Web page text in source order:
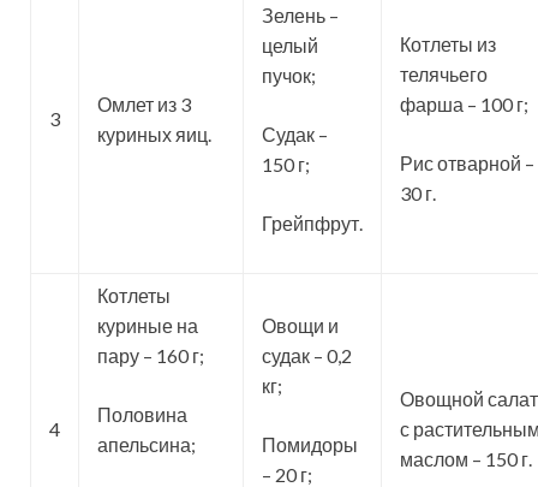
3
Омлет из 3
куриных яиц.
Зелень –
целый
пучок;
Судак –
150 г;
Грейпфрут.
Котлеты из
телячьего
фарша – 100 г;
Рис отварной –
30 г.
4
Котлеты
куриные на
пару – 160 г;
Половина
апельсина;
Овощи и
судак – 0,2
кг;
Помидоры
– 20 г;
Овощной салат
с
маслом – 150 г.